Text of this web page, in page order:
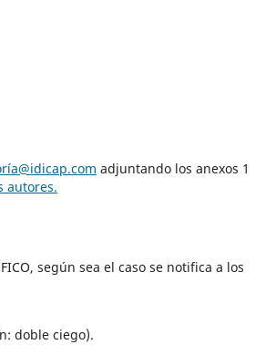
adjuntando los anexos 1
autores.
según sea el caso se notifica a los
doble ciego).